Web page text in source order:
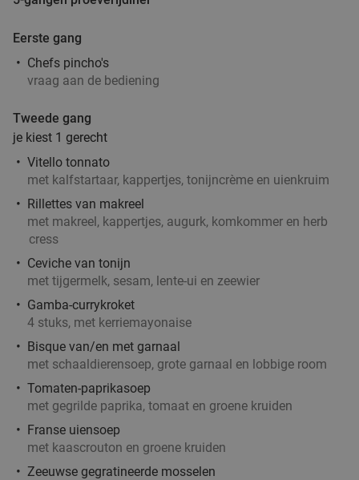
Eerste gang
Chefs pincho's
vraag aan de bediening
Tweede gang
je kiest 1 gerecht
Vitello tonnato
met kalfstartaar, kappertjes, tonijncrème en uienkruim
Rillettes van makreel
met makreel, kappertjes, augurk, komkommer en herb
cress
Ceviche van tonijn
met tijgermelk, sesam, lente-ui en zeewier
Gamba-currykroket
4 stuks, met kerriemayonaise
Bisque van/en met garnaal
met schaaldierensoep, grote garnaal en lobbige room
Tomaten-paprikasoep
met gegrilde paprika, tomaat en groene kruiden
Franse uiensoep
met kaascrouton en groene kruiden
Zeeuwse gegratineerde mosselen